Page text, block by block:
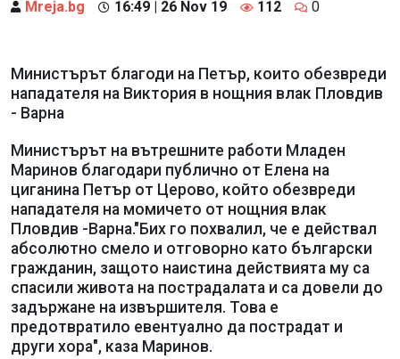
Mreja.bg 16:49 | 26 Nov 19 112 0
Министърът благоди на Петър, които обезвреди
нападателя на Виктория в нощния влак Пловдив
- Варна
Министърът на вътрешните работи Младен
Маринов благодари публично от Елена на
циганина Петър от Церово, който обезвреди
нападателя на момичето от нощния влак
Пловдив -Варна."Бих го похвалил, че е действал
абсолютно смело и отговорно като български
гражданин, защото наистина действията му са
спасили живота на пострадалата и са довели до
задържане на извършителя. Това е
предотвратило евентуално да пострадат и
други хора", каза Маринов.